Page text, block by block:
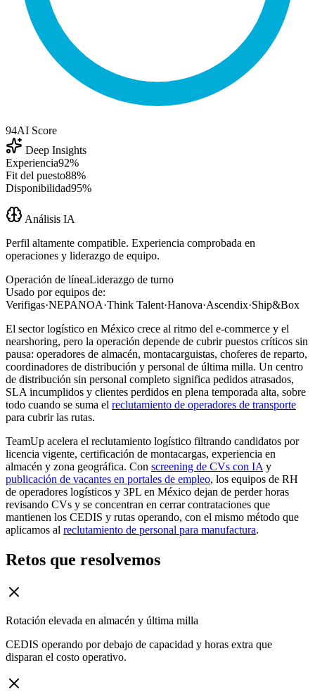
94AI Score
Deep Insights
Experiencia92%
Fit del puesto88%
Disponibilidad95%
Análisis IA
Perfil altamente compatible. Experiencia comprobada en
operaciones y liderazgo de equipo.
Operación de líneaLiderazgo de turno
Usado por equipos de:
Verifigas·NEPANOA·Think Talent·Hanova·Ascendix·Ship&Box
El sector logístico en México crece al ritmo del e-commerce y el
nearshoring, pero la operación depende de cubrir puestos críticos sin
pausa: operadores de almacén, montacarguistas, choferes de reparto,
coordinadores de distribución y personal de última milla. Un centro
de distribución sin personal completo significa pedidos atrasados,
SLA incumplidos y clientes perdidos en plena temporada alta, sobre
todo cuando se suma el reclutamiento de operadores de transporte
para cubrir las rutas.
TeamUp acelera el reclutamiento logístico filtrando candidatos por
licencia vigente, certificación de montacargas, experiencia en
almacén y zona geográfica. Con screening de CVs con IA y
publicación de vacantes en portales de empleo, los equipos de RH
de operadores logísticos y 3PL en México dejan de perder horas
revisando CVs y se concentran en cerrar contrataciones que
mantienen los CEDIS y rutas operando, con el mismo método que
aplicamos al reclutamiento de personal para manufactura.
Retos que resolvemos
Rotación elevada en almacén y última milla
CEDIS operando por debajo de capacidad y horas extra que
disparan el costo operativo.